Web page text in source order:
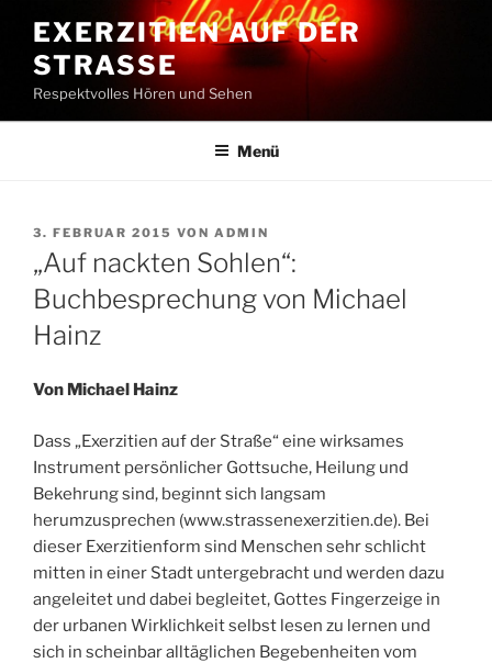
Inhalt
springen
EXERZITIEN AUF DER
STRASSE
Respektvolles Hören und Sehen
Menü
VERÖFFENTLICHT
AM
3. FEBRUAR 2015 VON ADMIN
„Auf nackten Sohlen“:
Buchbesprechung von Michael
Hainz
Von Michael Hainz
Dass „Exerzitien auf der Straße“ eine wirksames
Instrument persönlicher Gottsuche, Heilung und
Bekehrung sind, beginnt sich langsam
herumzusprechen (www.strassenexerzitien.de). Bei
dieser Exerzitienform sind Menschen sehr schlicht
mitten in einer Stadt untergebracht und werden dazu
angeleitet und dabei begleitet, Gottes Fingerzeige in
der urbanen Wirklichkeit selbst lesen zu lernen und
sich in scheinbar alltäglichen Begebenheiten vom